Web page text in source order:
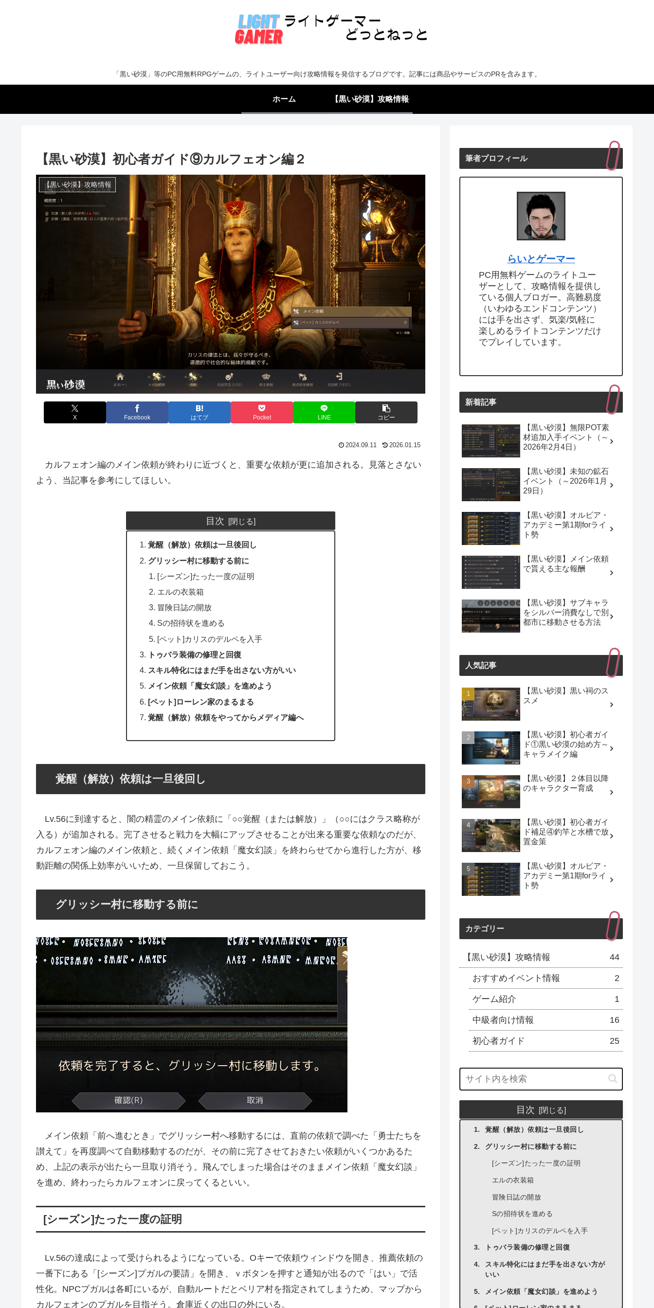
「黒い砂漠」等のPC用無料RPGゲームの、ライトユーザー向け攻略情報を発信するブログです。記事には商品やサービスのPRを含みます。
ホーム 【黒い砂漠】攻略情報
【黒い砂漠】初心者ガイド⑨カルフェオン編２
【黒い砂漠】攻略情報
X Facebook はてブ Pocket LINE コピー
2024.09.11 2026.01.15
カルフェオン編のメイン依頼が終わりに近づくと、重要な依頼が更に追加される。見落とさない
よう、当記事を参考にしてほしい。
目次
覚醒（解放）依頼は一旦後回し
グリッシー村に移動する前に
[シーズン]たった一度の証明
エルの衣装箱
冒険日誌の開放
Sの招待状を進める
[ペット]カリスのデルペを入手
トゥバラ装備の修理と回復
スキル特化にはまだ手を出さない方がいい
メイン依頼「魔女幻談」を進めよう
[ペット]ローレン家のまるまる
覚醒（解放）依頼をやってからメディア編へ
覚醒（解放）依頼は一旦後回し
Lv.56に到達すると、闇の精霊のメイン依頼に「○○覚醒（または解放）」（○○にはクラス略称が
入る）が追加される。完了させると戦力を大幅にアップさせることが出来る重要な依頼なのだが、
カルフェオン編のメイン依頼と、続くメイン依頼「魔女幻談」を終わらせてから進行した方が、移
動距離の関係上効率がいいため、一旦保留しておこう。
グリッシー村に移動する前に
メイン依頼「前へ進むとき」でグリッシー村へ移動するには、直前の依頼で調べた「勇士たちを
讃えて」を再度調べて自動移動するのだが、その前に完了させておきたい依頼がいくつかあるた
め、上記の表示が出たら一旦取り消そう。飛んでしまった場合はそのままメイン依頼「魔女幻談」
を進め、終わったらカルフェオンに戻ってくるといい。
[シーズン]たった一度の証明
Lv.56の達成によって受けられるようになっている。Oキーで依頼ウィンドウを開き、推薦依頼の
一番下にある「[シーズン]プガルの要請」を開き、ｖボタンを押すと通知が出るので「はい」で活
性化。NPCプガルは各町にいるが、自動ルートだとベリア村を指定されてしまうため、マップから
カルフェオンのプガルを目指そう。倉庫近くの出口の外にいる。
筆者プロフィール
らいとゲーマー
PC用無料ゲームのライトユー
ザーとして、攻略情報を提供し
ている個人ブロガー。高難易度
（いわゆるエンドコンテンツ）
には手を出さず、気楽/気軽に
楽しめるライトコンテンツだけ
でプレイしています。
新着記事
【黒い砂漠】無限POT素
材追加入手イベント（～
2026年2月4日）
【黒い砂漠】未知の鉱石
イベント（～2026年1月
29日）
【黒い砂漠】オルビア・
アカデミー第1期forライ
ト勢
【黒い砂漠】メイン依頼
で貰える主な報酬
【黒い砂漠】サブキャラ
をシルバー消費なしで別
都市に移動させる方法
人気記事
【黒い砂漠】黒い祠のス
スメ
【黒い砂漠】初心者ガイ
ド①黒い砂漠の始め方～
キャラメイク編
【黒い砂漠】２体目以降
のキャラクター育成
【黒い砂漠】初心者ガイ
ド補足④釣竿と水槽で放
置金策
【黒い砂漠】オルビア・
アカデミー第1期forライ
ト勢
カテゴリー
【黒い砂漠】攻略情報 44
おすすめイベント情報 2
ゲーム紹介 1
中級者向け情報 16
初心者ガイド 25
目次
覚醒（解放）依頼は一旦後回し
グリッシー村に移動する前に
[シーズン]たった一度の証明
エルの衣装箱
冒険日誌の開放
Sの招待状を進める
[ペット]カリスのデルペを入手
トゥバラ装備の修理と回復
スキル特化にはまだ手を出さない方が
いい
メイン依頼「魔女幻談」を進めよう